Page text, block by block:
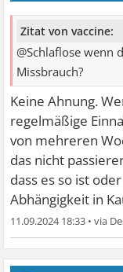
Zitat von vaccine:
@Schlaflose wenn
Missbrauch?
Keine Ahnung.
regelmäßige
von mehreren
das nicht
dass es so ist
Abhängigkeit in
11.09.2024 18:33 •